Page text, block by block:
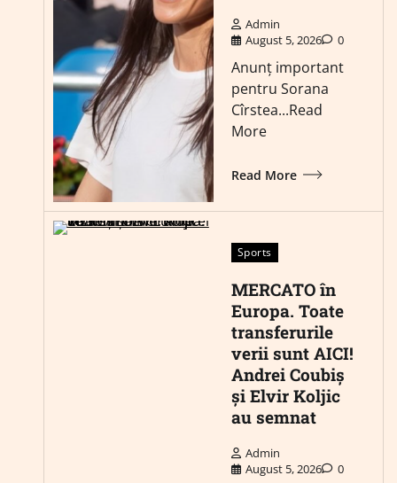
Admin
August 5, 2026
0
Anunț important
pentru Sorana
Cîrstea...Read
More
Read More
Sports
MERCATO în
Europa. Toate
transferurile
verii sunt AICI!
Andrei Coubiș
și Elvir Koljic
au semnat
Admin
August 5, 2026
0